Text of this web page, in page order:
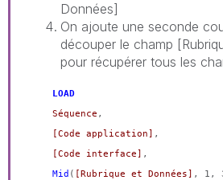
Données]
On ajoute une seconde
découper le champ
pour récupérer tous les
LOAD
Séquence ,
[Code application] ,
[Code interface] ,
Mid ( [Rubrique et Données] , 1,